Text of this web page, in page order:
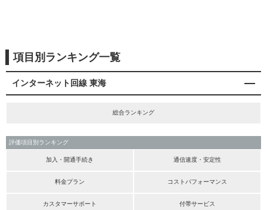
項目別ランキング一覧
インターネット回線 東海
総合ランキング
評価項目別ランキング
加入・開通手続き 通信速度・安定性
料金プラン コストパフォーマンス
カスタマーサポート 付帯サービス